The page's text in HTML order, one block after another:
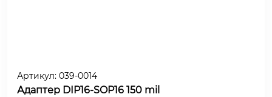
Артикул: 039-0014
Адаптер DIP16-SOP16 150 mil